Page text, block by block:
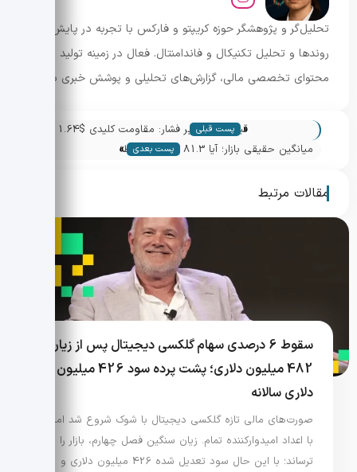
تحلیل‌گر و پژوهشگر حوزه کریپتو و فارکس با تجربه در پایش
روندها و تحلیل تکنیکال و فاندامنتال. فعال در زمینه تولید
محتوای تخصصی مالی، گزارش‌های تحلیلی و پوشش خبری بازار.
« پست قبلی
سیگنال‌های افزایش مشارکت نهادی
میانگین حقیقی بازار؛ آیا 81.3 هزار دلار نقطه
پست بعدی »
مقالات مرتبط
سقوط 6 درصدی سهام گلکسی دیجیتال پس از زیان
482 میلیون دلاری؛ پشت پرده سود 426 میلیون
دلاری سالانه
صورت‌های مالی تازه گلکسی دیجیتال با شوک شروع شد اما
با اعداد امیدوارکننده تمام. زیان سنگین فصل چهارم، بازار را
ترساند؛ با این حال سود تعدیل شده 426 میلیون دلاری و